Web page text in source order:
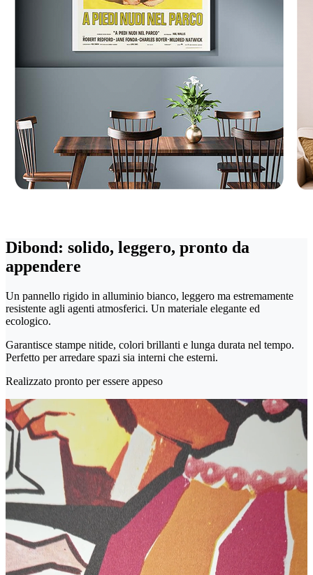
Dibond: solido, leggero, pronto da
appendere
Un pannello rigido in alluminio bianco, leggero ma estremamente
resistente agli agenti atmosferici. Un materiale elegante ed
ecologico.
Garantisce stampe nitide, colori brillanti e lunga durata nel tempo.
Perfetto per arredare spazi sia interni che esterni.
Realizzato pronto per essere appeso